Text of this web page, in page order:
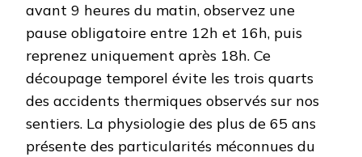
avant 9 heures du matin, observez une
pause obligatoire entre 12h et 16h, puis
reprenez uniquement après 18h. Ce
découpage temporel évite les trois quarts
des accidents thermiques observés sur nos
sentiers. La physiologie des plus de 65 ans
présente des particularités méconnues du